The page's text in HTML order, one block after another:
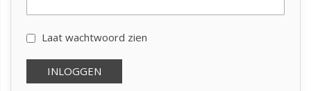
Laat wachtwoord zien
INLOGGEN